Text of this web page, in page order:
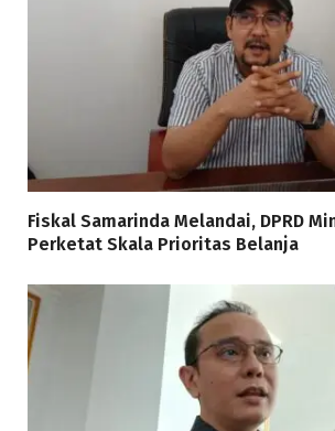
Fiskal Samarinda Melandai, DPRD
Perketat Skala Prioritas Belanja